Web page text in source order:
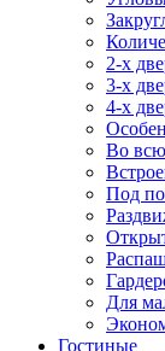
2-х
3-х
4-х
Во
Под
Для
Гостиные